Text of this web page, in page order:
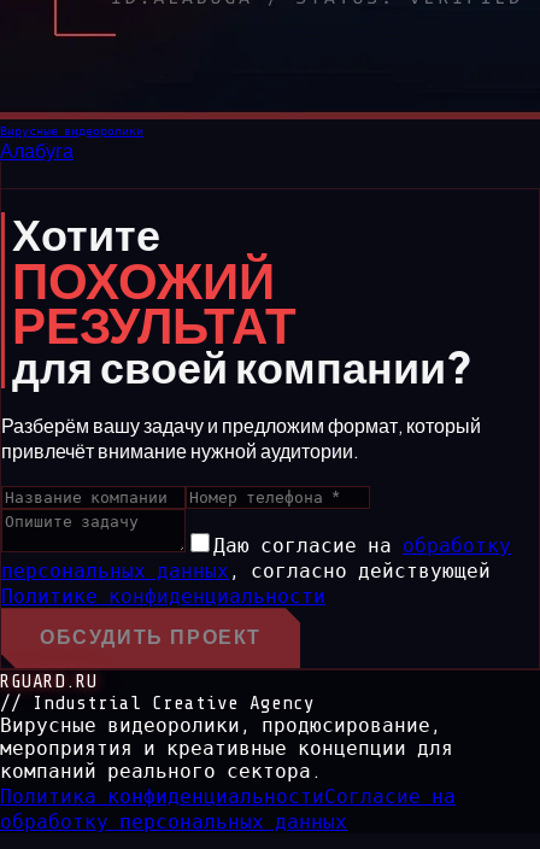
Вирусные видеоролики
Алабуга
Хотите
ПОХОЖИЙ
РЕЗУЛЬТАТ
для своей компании?
Разберём вашу задачу и предложим формат, который
привлечёт внимание нужной аудитории.
Даю согласие на
обработку
персональных данных ,
согласно действующей
Политике конфиденциальности
ОБСУДИТЬ ПРОЕКТ
RGUARD.RU
// Industrial Creative Agency
Вирусные видеоролики, продюсирование,
мероприятия и креативные концепции для
компаний реального сектора.
Политика конфиденциальностиСогласие на
обработку персональных данных